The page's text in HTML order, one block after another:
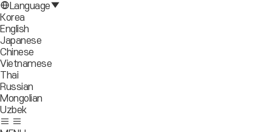
Language
Korea
English
Japanese
Chinese
Vietnamese
Thai
Russian
Mongolian
Uzbek
Move